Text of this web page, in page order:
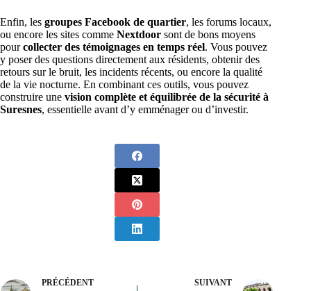
Enfin, les groupes Facebook de quartier, les forums locaux,
ou encore les sites comme Nextdoor sont de bons moyens
pourcollecter des témoignages en temps réel. Vous pouvez
y poser des questions directement aux résidents, obtenir des
retours sur le bruit, les incidents récents, ou encore la qualité
de la vie nocturne. En combinant ces outils, vous pouvez
construire une vision complète et équilibrée de la sécurité à
Suresnes, essentielle avant d’y emménager ou d’investir.
PRÉCÉDENT SUIVANT